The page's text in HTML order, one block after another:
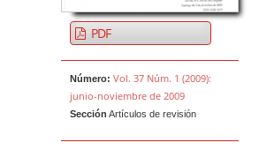
PDF
Número: Vol. 37 Núm. 1 (2009):
junio-noviembre de 2009
Sección Artículos de revisión